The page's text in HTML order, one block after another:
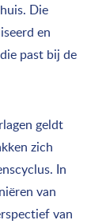
Die
en
past bij de
geldt
zich
In
van
van